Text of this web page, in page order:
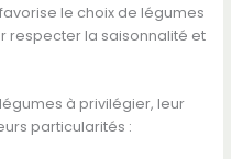
le choix de légumes
respecter la saisonnalité et
à privilégier, leur
particularités :